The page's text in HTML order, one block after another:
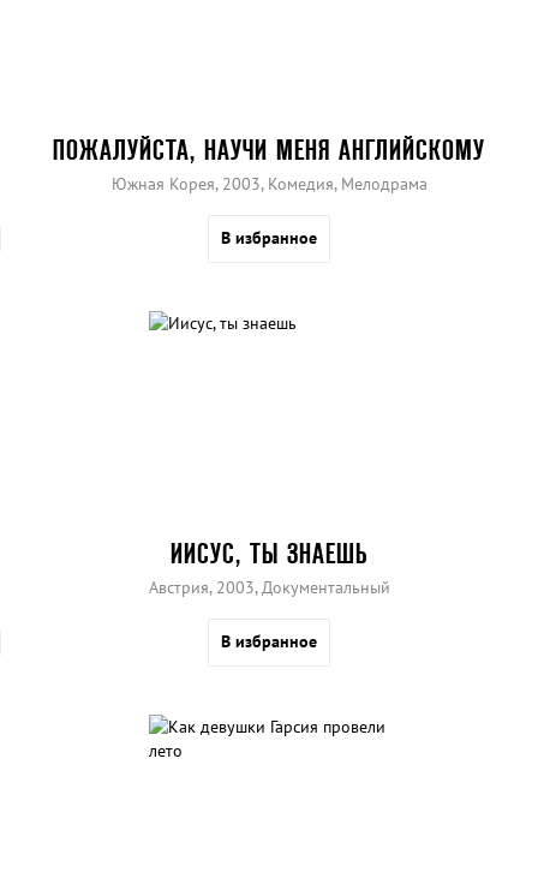
ПОЖАЛУЙСТА, НАУЧИ МЕНЯ АНГЛИЙСКОМУ
Южная Корея, 2003, Комедия, Мелодрама
В избранное
ИИСУС, ТЫ ЗНАЕШЬ
Австрия, 2003, Документальный
В избранное